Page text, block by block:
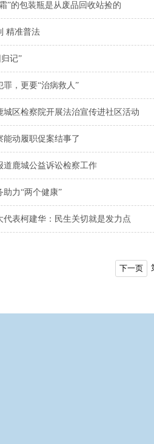
”的包装瓶是从废品回收站捡的
精准普法
记”
，更要“治病救人”
城区检察院开展法治宣传进社区活动
动履职促案结事了
道鹿城公益诉讼检察工作
力“两个健康”
代表柯建华：民生关切就是发力点
下一页